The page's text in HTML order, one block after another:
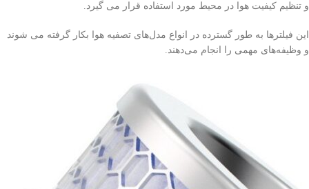
و تنظیم کیفیت هوا در محیط مورد استفاده قرار می گیرد.
این فیلترها به طور گسترده در انواع مدل‌های تصفیه هوا بکار گرفته می شوند
و وظیفه‌های مهمی را انجام می‌دهند.